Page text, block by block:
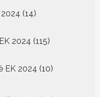
1414
2024 115115
EK 2024 1010